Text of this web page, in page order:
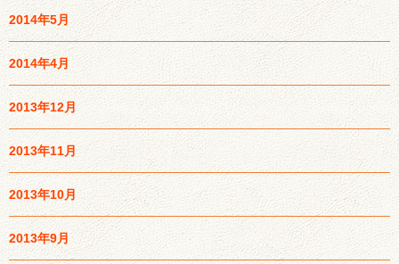
2014年5月
2014年4月
2013年12月
2013年11月
2013年10月
2013年9月